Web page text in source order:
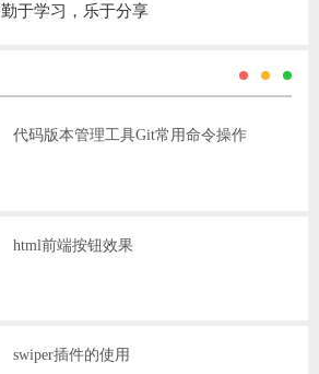
勤于学习，乐于分享
代码版本管理工具Git常用命令操作
html前端按钮效果
swiper插件的使用